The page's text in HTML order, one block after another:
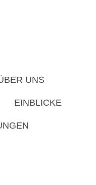
UNS
EINBLICKE